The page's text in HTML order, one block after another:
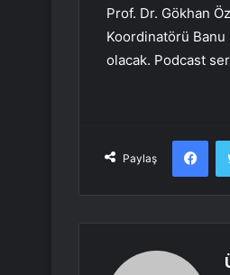
Prof. Dr. Gökhan
Koordinatörü
olacak. Podcast
Paylaş